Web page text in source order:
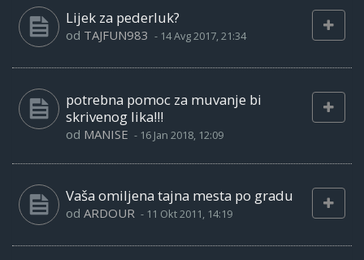
Lijek za pederluk?
od TAJFUN983 - 14 Avg 2017, 21:34
potrebna pomoc za muvanje bi
skrivenog lika!!!
od MANISE - 16 Jan 2018, 12:09
Vaša omiljena tajna mesta po gradu
od ARDOUR - 11 Okt 2011, 14:19